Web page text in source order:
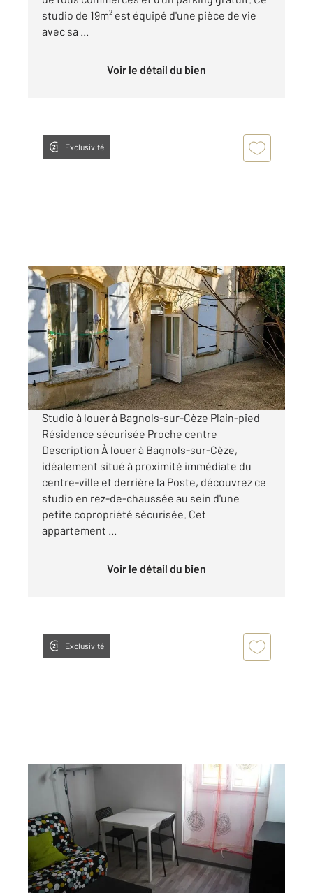
studio de 19m² est équipé d'une pièce de vie
avec sa ...
Voir le détail du bien
Exclusivité
BAGNOLS SUR CEZE 30
19,64 m2, 1 pièce
Ref : 8818
Appartement Studio à louer
370 €
par mois charges comprises
Studio à louer à Bagnols-sur-Cèze Plain-pied
Résidence sécurisée Proche centre
Description À louer à Bagnols-sur-Cèze,
idéalement situé à proximité immédiate du
centre-ville et derrière la Poste, découvrez ce
studio en rez-de-chaussée au sein d'une
petite copropriété sécurisée. Cet
appartement ...
Voir le détail du bien
Exclusivité
BAGNOLS SUR CEZE 30
20 m2
Ref : 9329
Appartement Studio à louer
335 €
par mois charges comprises